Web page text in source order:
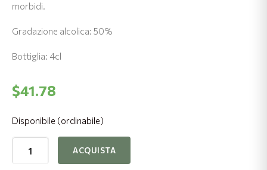
morbidi.
Gradazione alcolica: 50%
Bottiglia: 4cl
$41.78
Disponibile (ordinabile)
ACQUISTA